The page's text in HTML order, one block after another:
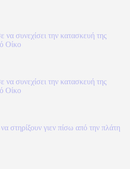
συνεχίσει την κατασκευή της
Οίκο
συνεχίσει την κατασκευή της
Οίκο
γιεν πίσω από την πλάτη